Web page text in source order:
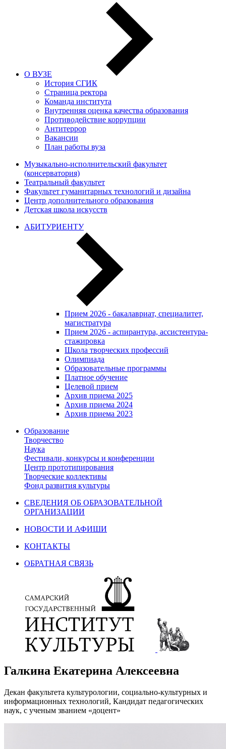
О ВУЗЕ
История СГИК
Страница ректора
Команда института
Внутренняя оценка качества образования
Противодействие коррупции
Антитеррор
Вакансии
План работы вуза
Музыкально-исполнительский факультет
(консерватория)
Театральный факультет
Факультет гуманитарных технологий и дизайна
Центр дополнительного образования
Детская школа искусств
АБИТУРИЕНТУ
Прием 2026 - бакалавриат, специалитет,
магистратура
Прием 2026 - аспирантура, ассистентура-
стажировка
Школа творческих профессий
Олимпиада
Образовательные программы
Платное обучение
Целевой прием
Архив приема 2025
Архив приема 2024
Архив приема 2023
Образование
Творчество
Наука
Фестивали, конкурсы и конференции
Центр прототипирования
Творческие коллективы
Фонд развития культуры
СВЕДЕНИЯ ОБ ОБРАЗОВАТЕЛЬНОЙ
ОРГАНИЗАЦИИ
НОВОСТИ И АФИШИ
КОНТАКТЫ
ОБРАТНАЯ СВЯЗЬ
Галкина Екатерина Алексеевна
Декан факультета культурологии, социально-культурных и
информационных технологий, Кандидат педагогических
наук, с ученым званием «доцент»